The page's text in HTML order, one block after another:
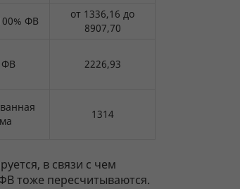
ФВ
от 1336,16 до
8907,70
ФВ 2226,93
1314
в связи с чем
тоже пересчитываются.